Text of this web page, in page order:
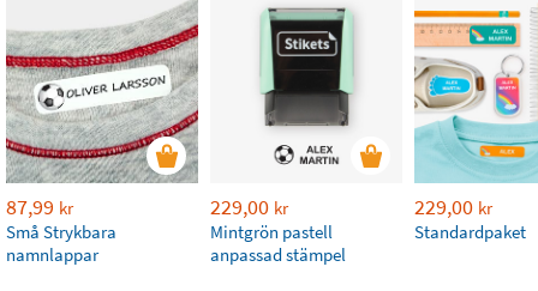
87,99 kr
Små Strykbara
namnlappar
229,00 kr
Mintgrön pastell
anpassad stämpel
229,00 kr
Standardpaket